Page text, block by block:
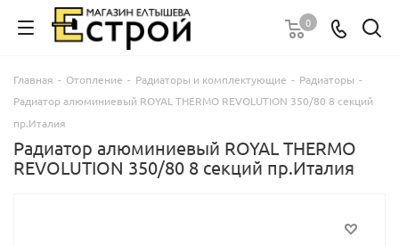
0
Главная - Отопление - Радиаторы и комплектующие - Радиаторы -
Радиатор алюминиевый ROYAL THERMO REVOLUTION 350/80 8 секций
пр.Италия
Радиатор алюминиевый ROYAL THERMO
REVOLUTION 350/80 8 секций пр.Италия